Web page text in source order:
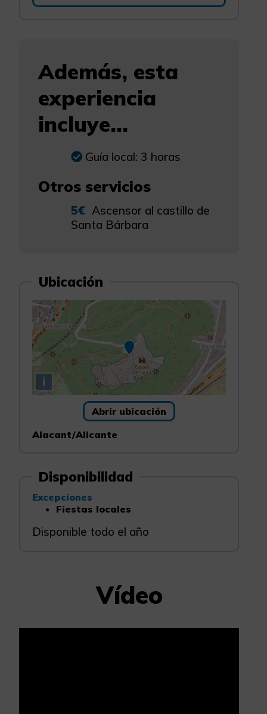
Además, esta
experiencia
incluye...
Guía local: 3 horas
Otros servicios
5€ Ascensor al castillo de
Santa Bárbara
Ubicación
i
Abrir ubicación
Alacant/Alicante
Disponibilidad
Excepciones
Fiestas locales
Disponible todo el año
Vídeo